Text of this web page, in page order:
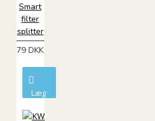
Smart
filter
splitter
79 DKK
Læg
kurv